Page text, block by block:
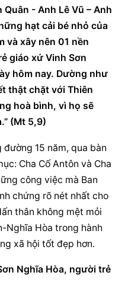
- Anh Lê Vũ – Anh
hạt cải bé nhỏ của
và xây nên 01 nền
giáo xứ Vinh Sơn
hôm nay. Dường như
thật chặt với Thiên
hoà bình, vì họ sẽ
(Mt 5,9)
đường 15 năm, qua bàn
Cha Cố Antôn và Cha
chứng rõ nét nhất cho
thân không mệt mỏi
Nghĩa Hòa trong hành
xã hội tốt đẹp hơn.
Nghĩa Hòa, người trẻ